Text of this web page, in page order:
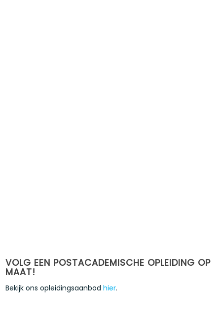
VOLG EEN POSTACADEMISCHE OPLEIDING OP
MAAT!
Bekijk ons opleidingsaanbodhier.